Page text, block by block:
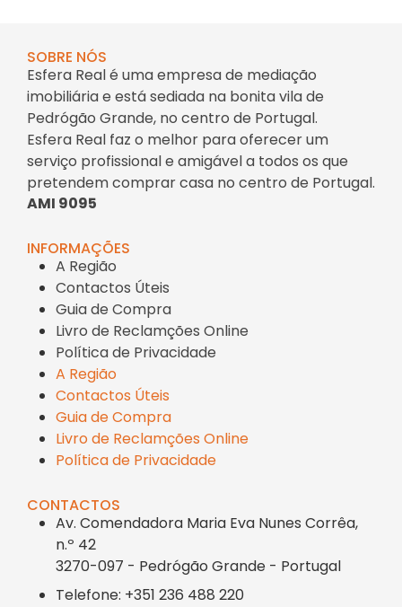
SOBRE NÓS
Esfera Real é uma empresa de mediação
imobiliária e está sediada na bonita vila de
Pedrógão Grande, no centro de Portugal.
Esfera Real faz o melhor para oferecer um
serviço profissional e amigável a todos os que
pretendem comprar casa no centro de Portugal.
AMI 9095
INFORMAÇÕES
A Região
Contactos Úteis
Guia de Compra
Livro de Reclamções Online
Política de Privacidade
A Região
Contactos Úteis
Guia de Compra
Livro de Reclamções Online
Política de Privacidade
CONTACTOS
Av. Comendadora Maria Eva Nunes Corrêa,
n.º 42
3270-097 - Pedrógão Grande - Portugal
Telefone: +351 236 488 220